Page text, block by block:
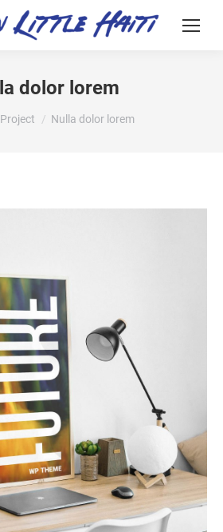
dolor lorem
Project Nulla dolor lorem